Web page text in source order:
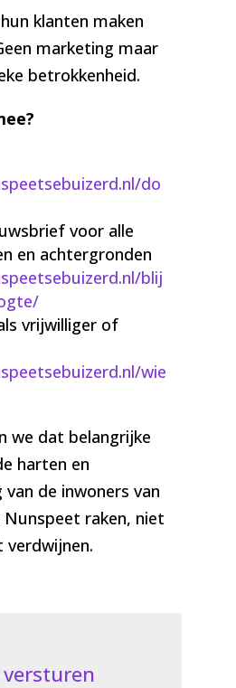
klanten maken
marketing maar
betrokkenheid.
do
voor alle
en achtergronden
blij
vrijwilliger of
wie
we dat belangrijke
harten en
de inwoners van
raken, niet
versturen